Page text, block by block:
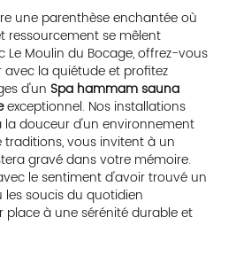
une parenthèse enchantée où
ressourcement se mêlent
Le Moulin du Bocage, offrez-vous
la quiétude et profitez
d'un Spa hammam sauna
exceptionnel. Nos installations
la douceur d'un environnement
vous invitent à un
gravé dans votre mémoire.
le sentiment d'avoir trouvé un
les soucis du quotidien
place à une sérénité durable et